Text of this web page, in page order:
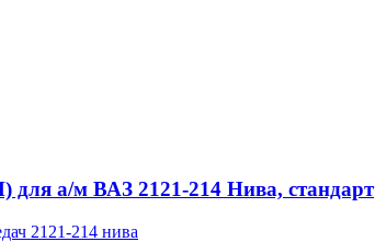
для а/м ВАЗ 2121-214 Нива, стандарт
2121-214 нива